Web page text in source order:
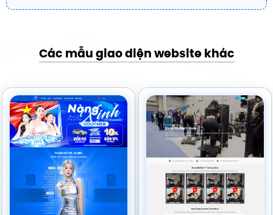
Các mẫu giao diện website khác